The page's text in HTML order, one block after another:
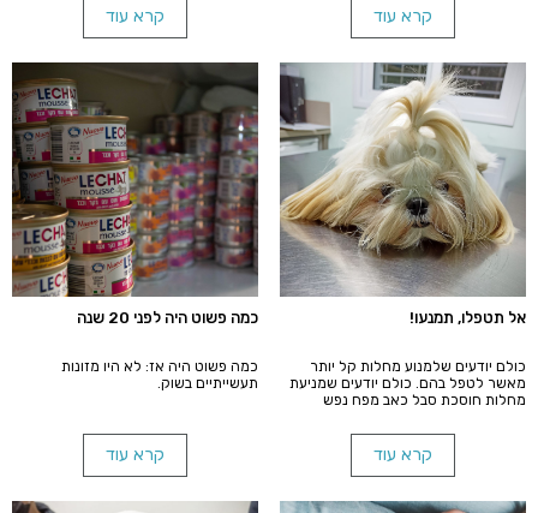
קרא עוד קרא עוד
אל תטפלו, תמנעו!
כולם יודעים שלמנוע מחלות קל יותר
מאשר לטפל בהם. כולם יודעים שמניעת
מחלות חוסכת סבל כאב מפח נפש
קרא עוד
כמה פשוט היה לפני 20 שנה
כמה פשוט היה אז: לא היו מזונות
תעשייתיים בשוק.
קרא עוד